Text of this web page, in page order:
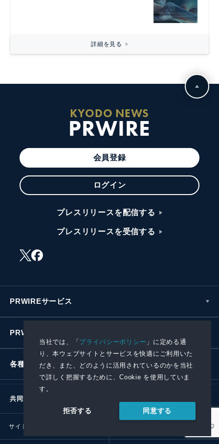
当社では、「プライバシーポリシー 」に定める通
り、本ウェブサイトとサービスを快適にご利用いた
だき、また、どのように活用されているのかを当社
で詳しく把握するために、Cookie を使用していま
す。
拒否する 同意する
詳細を見る
KYODO NEWS
PRWIRE
会員登録
ログイン
プレスリリースを配信する
プレスリリースを受信する
PRWIREサービス
PRWIREについて
各種お問い合わせ
共同通信社グループ
サイトポリシー